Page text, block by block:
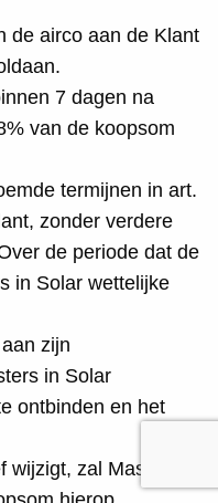
de airco aan de Klant
7 dagen na
van de koopsom
termijnen in art.
zonder verdere
de periode dat de
in Solar wettelijke
zijn
in Solar
ontbinden en het
zal Masters in